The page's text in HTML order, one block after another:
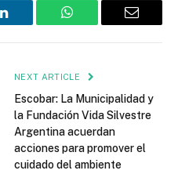
LinkedIn WhatsApp Email
NEXT ARTICLE
Escobar: La Municipalidad y
la Fundación Vida Silvestre
Argentina acuerdan
acciones para promover el
cuidado del ambiente